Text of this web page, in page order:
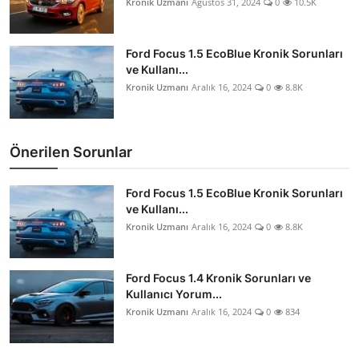
Ford Focus 1.5 EcoBlue Kronik Sorunları
ve Kullanı...
Kronik Uzmanı Aralık 16, 2024 0 8.8K
Önerilen Sorunlar
Ford Focus 1.5 EcoBlue Kronik Sorunları
ve Kullanı...
Kronik Uzmanı Aralık 16, 2024 0 8.8K
Ford Focus 1.4 Kronik Sorunları ve
Kullanıcı Yorum...
Kronik Uzmanı Aralık 16, 2024 0 834